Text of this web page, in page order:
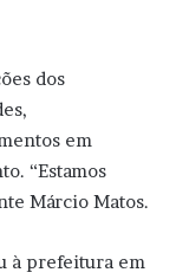
dos
em
“Estamos
Márcio Matos.
à prefeitura em